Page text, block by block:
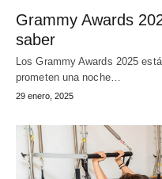
Grammy Awards
saber
Los Grammy Awards 2025
prometen una noche…
29 enero, 2025